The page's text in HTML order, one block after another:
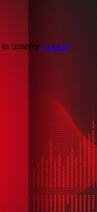
unserer Cookie